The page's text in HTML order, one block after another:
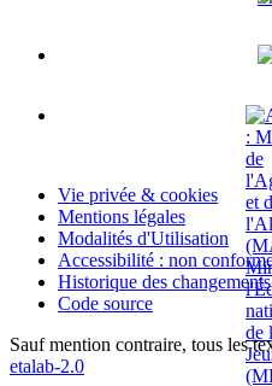
Vie privée & cookies
Mentions légales
Modalités d'Utilisation
Accessibilité : non
Historique des changements
Code source
Sauf mention contraire, tous les
etalab-2.0